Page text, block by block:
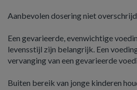
Aanbevolen dosering niet
Een gevarieerde, evenwichtige
levensstijl zijn belangrijk. Een
vervanging van een gevarieerde
Buiten bereik van jonge kinderen